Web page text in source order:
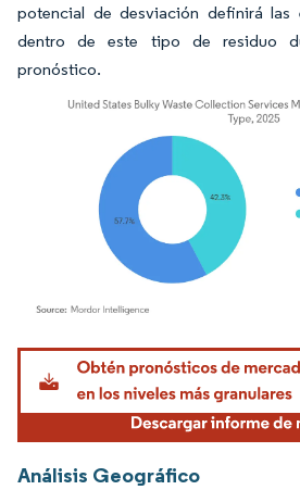
potencial de desviación definirá las
dentro de este tipo de residuo
pronóstico.
Imagen © Mordor Intelligence. El uso requiere
Análisis Geográfico